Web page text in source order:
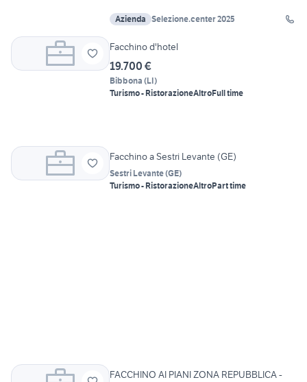
Azienda Selezione.center 2025
Facchino d'hotel
19.700 €
Bibbona (LI)
Turismo - RistorazioneAltroFull time
Facchino a Sestri Levante (GE)
Sestri Levante(GE)
Turismo - RistorazioneAltroPart time
FACCHINO AI PIANI ZONA REPUBBLICA -